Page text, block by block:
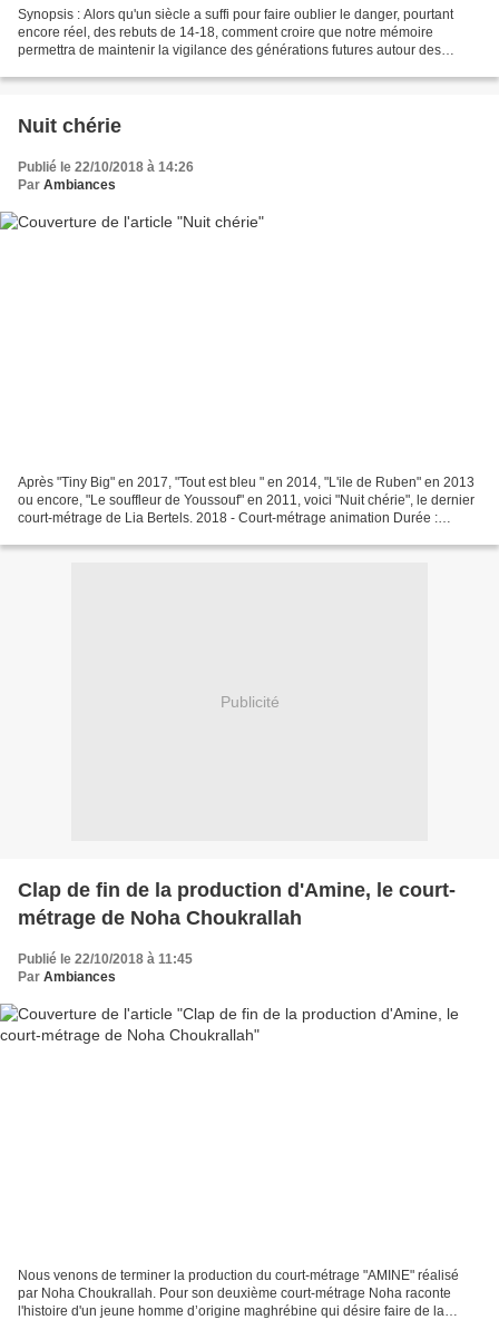
Synopsis : Alors qu'un siècle a suffi pour faire oublier le danger, pourtant
encore réel, des rebuts de 14-18, comment croire que notre mémoire
permettra de maintenir la vigilance des générations futures autour des
Nuit chérie
Publié le 22/10/2018 à 14:26
Par Ambiances
Après "Tiny Big" en 2017, "Tout est bleu " en 2014, "L'ile de Ruben" en 2013
ou encore, "Le souffleur de Youssouf" en 2011, voici "Nuit chérie", le dernier
court-métrage de Lia Bertels. 2018 - Court-métrage animation Durée :
Publicité
Clap de fin de la production d'Amine, le court-
métrage de Noha Choukrallah
Publié le 22/10/2018 à 11:45
Par Ambiances
Nous venons de terminer la production du court-métrage "AMINE" réalisé
par Noha Choukrallah. Pour son deuxième court-métrage Noha raconte
l'histoire d'un jeune homme d’origine maghrébine qui désire faire de la